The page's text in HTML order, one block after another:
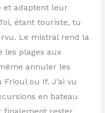
et adaptent leur
étant touriste, tu
Le mistral rend la
les plages aux
annuler les
ou If. J’ai vu
en bateau
finalement rester